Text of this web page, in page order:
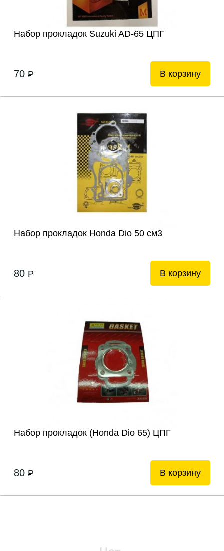
Набор прокладок Suzuki AD-65 ЦПГ
70 P В корзину
Набор прокладок Honda Dio 50 см3
80 P В корзину
Набор прокладок (Honda Dio 65) ЦПГ
80 P В корзину